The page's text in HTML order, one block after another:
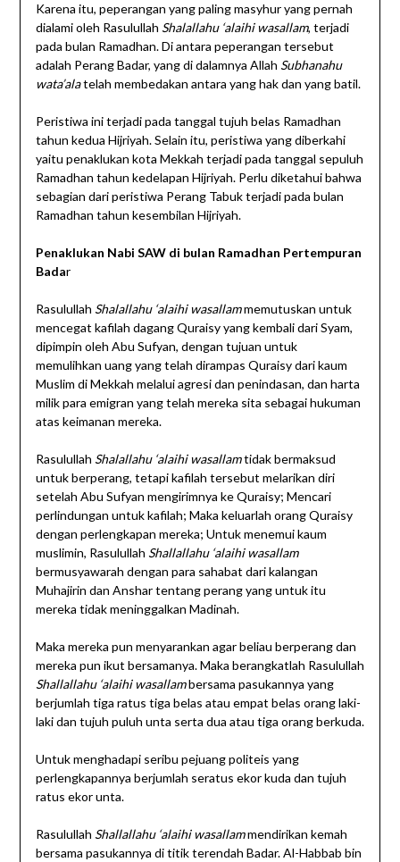
Karena itu, peperangan yang paling masyhur yang pernah
dialami oleh Rasulullah Shalallahu ‘alaihi wasallam, terjadi
pada bulan Ramadhan. Di antara peperangan tersebut
adalah Perang Badar, yang di dalamnya Allah Subhanahu
wata’alatelah membedakan antara yang hak dan yang batil.
Peristiwa ini terjadi pada tanggal tujuh belas Ramadhan
tahun kedua Hijriyah. Selain itu, peristiwa yang diberkahi
yaitu penaklukan kota Mekkah terjadi pada tanggal sepuluh
Ramadhan tahun kedelapan Hijriyah. Perlu diketahui bahwa
sebagian dari peristiwa Perang Tabuk terjadi pada bulan
Ramadhan tahun kesembilan Hijriyah.
Penaklukan Nabi SAW di bulan Ramadhan Pertempuran
Badar
Rasulullah Shalallahu ‘alaihi wasallammemutuskan untuk
mencegat kafilah dagang Quraisy yang kembali dari Syam,
dipimpin oleh Abu Sufyan, dengan tujuan untuk
memulihkan uang yang telah dirampas Quraisy dari kaum
Muslim di Mekkah melalui agresi dan penindasan, dan harta
milik para emigran yang telah mereka sita sebagai hukuman
atas keimanan mereka.
Rasulullah Shalallahu ‘alaihi wasallamtidak bermaksud
untuk berperang, tetapi kafilah tersebut melarikan diri
setelah Abu Sufyan mengirimnya ke Quraisy; Mencari
perlindungan untuk kafilah; Maka keluarlah orang Quraisy
dengan perlengkapan mereka; Untuk menemui kaum
muslimin, Rasulullah Shallallahu ‘alaihi wasallam
bermusyawarah dengan para sahabat dari kalangan
Muhajirin dan Anshar tentang perang yang untuk itu
mereka tidak meninggalkan Madinah.
Maka mereka pun menyarankan agar beliau berperang dan
mereka pun ikut bersamanya. Maka berangkatlah Rasulullah
Shallallahu ‘alaihi wasallambersama pasukannya yang
berjumlah tiga ratus tiga belas atau empat belas orang laki-
laki dan tujuh puluh unta serta dua atau tiga orang berkuda.
Untuk menghadapi seribu pejuang politeis yang
perlengkapannya berjumlah seratus ekor kuda dan tujuh
ratus ekor unta.
Rasulullah Shallallahu ‘alaihi wasallammendirikan kemah
bersama pasukannya di titik terendah Badar. Al-Habbab bin